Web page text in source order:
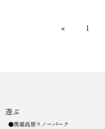
« 1
遊ぶ
黒姫高原スノーパーク